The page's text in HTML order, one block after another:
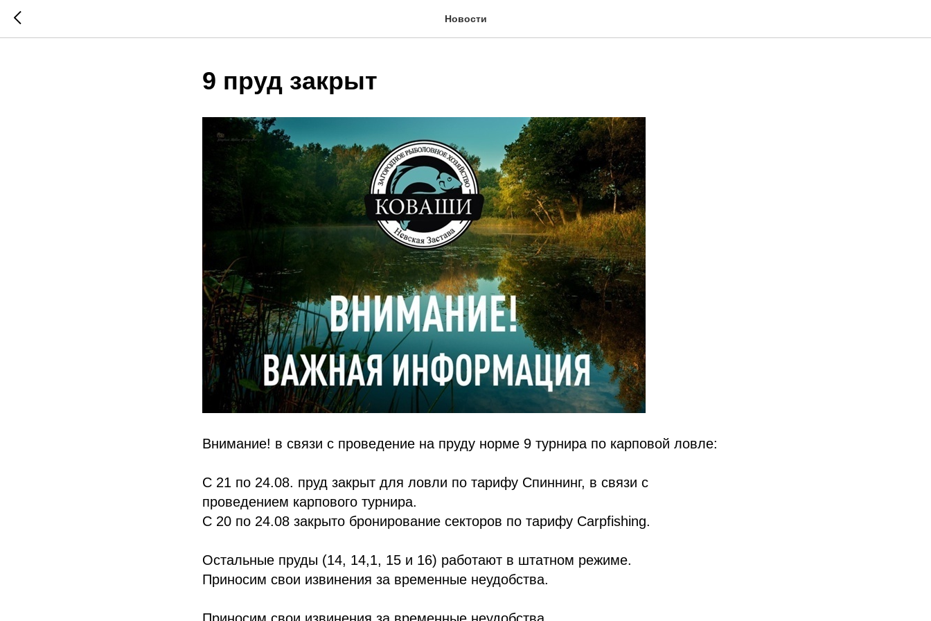
Новости
9 пруд закрыт
Внимание! в связи с проведение на пруду норме 9 турнира по карповой ловле:
С 21 по 24.08. пруд закрыт для ловли по тарифу Спиннинг, в связи с
проведением карпового турнира.
С 20 по 24.08 закрыто бронирование секторов по тарифу Carpfishing.
Остальные пруды (14, 14,1, 15 и 16) работают в штатном режиме.
Приносим свои извинения за временные неудобства.